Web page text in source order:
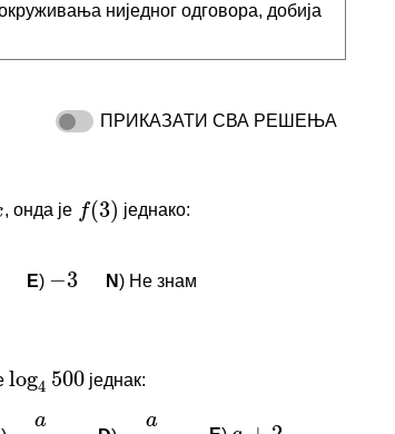
ниједног одговора, добија
ПРИКАЗАТИ СВА РЕШЕЊА
, онда је f(3 ) једнако:
E) −3 N ) Не знам
log4500 једнак:
a
3
a